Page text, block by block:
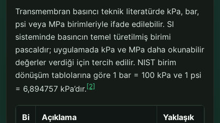
Transmembran basıncı teknik literatürde kPa, bar,
psi veya MPa birimleriyle ifade edilebilir. SI
sisteminde basıncın temel türetilmiş birimi
pascaldır; uygulamada kPa ve MPa daha okunabilir
değerler verdiği için tercih edilir. NIST birim
dönüşüm tablolarına göre 1 bar = 100 kPa ve 1 psi
= 6,894757 kPa’dır.[2]
Bi
Açıklama
Yaklaşık